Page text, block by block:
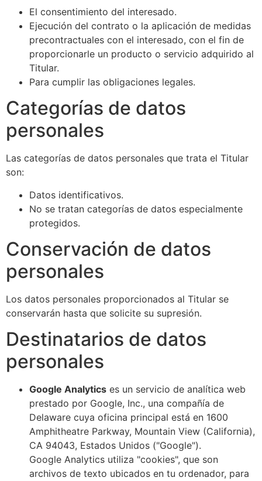
El consentimiento del interesado.
Ejecución del contrato o la aplicación de medidas
precontractuales con el interesado, con el fin de
proporcionarle un producto o servicio adquirido al
Titular.
Para cumplir las obligaciones legales.
Categorías de datos
personales
Las categorías de datos personales que trata el Titular
son:
Datos identificativos.
No se tratan categorías de datos especialmente
protegidos.
Conservación de datos
personales
Los datos personales proporcionados al Titular se
conservarán hasta que solicite su supresión.
Destinatarios de datos
personales
Google Analytics es un servicio de analítica web
prestado por Google, Inc., una compañía de
Delaware cuya oficina principal está en 1600
Amphitheatre Parkway, Mountain View (California),
CA 94043, Estados Unidos ("Google").
Google Analytics utiliza "cookies", que son
archivos de texto ubicados en tu ordenador, para